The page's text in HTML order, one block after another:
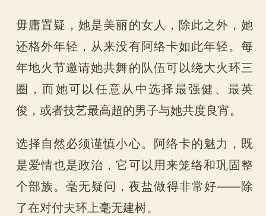
毋庸置疑，她是美丽的女人，除此之外，她
还格外年轻，从来没有阿络卡如此年轻。每
年地火节邀请她共舞的队伍可以绕大火环三
圈，而她可以任意从中选择最强健、最英
俊，或者技艺最高超的男子与她共度良宵。
选择自然必须谨慎小心。阿络卡的魅力，既
是爱情也是政治，它可以用来笼络和巩固整
个部族。毫无疑问，夜盐做得非常好——除
了在对付夫环上毫无建树。